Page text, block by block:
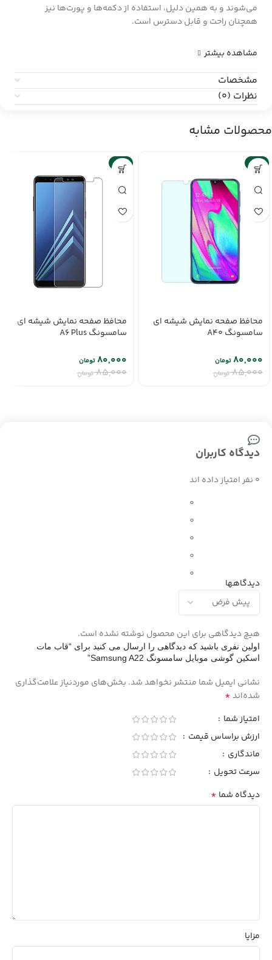
می‌شوند و به همین دلیل، استفاده از دکمه‌ها و پورت‌ها نیز
همچنان راحت و قابل دسترس است.
مشاهده بیشتر
مشخصات
نظرات (0)
محصولات مشابه
-6%
محافظ صفحه نمایش شیشه ای
سامسونگ A40
۸۵,۰۰۰ تومان
۸۰,۰۰۰تومان
-6%
محافظ صفحه نمایش شیشه ای
سامسونگ A6 Plus
۸۵,۰۰۰ تومان
۸۰,۰۰۰تومان
دیدگاه کاربران
0 نفر امتیاز داده اند
0
0
0
0
0
دیدگاهها
هیچ دیدگاهی برای این محصول نوشته نشده است.
اولین نفری باشید که دیدگاهی را ارسال می کنید برای “قاب مات
اسکین گوشی موبایل سامسونگ Samsung A22”
نشانی ایمیل شما منتشر نخواهد شد. بخش‌های موردنیاز علامت‌گذاری
شده‌اند*
امتیاز شما
ارزش براساس قیمت
ماندگاری
سرعت تحویل
دیدگاه شما *
مزایا